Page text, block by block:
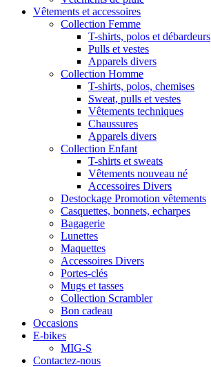
Vêtements et accessoires
Collection Femme
T-shirts, polos et débardeurs
Pulls et vestes
Apparels divers
Collection Homme
T-shirts, polos, chemises
Sweat, pulls et vestes
Vêtements techniques
Chaussures
Apparels divers
Collection Enfant
T-shirts et sweats
Vêtements nouveau né
Accessoires Divers
Destockage Promotion vêtements
Casquettes, bonnets, echarpes
Bagagerie
Lunettes
Maquettes
Accessoires Divers
Portes-clés
Mugs et tasses
Collection Scrambler
Bon cadeau
Occasions
E-bikes
MIG-S
Contactez-nous